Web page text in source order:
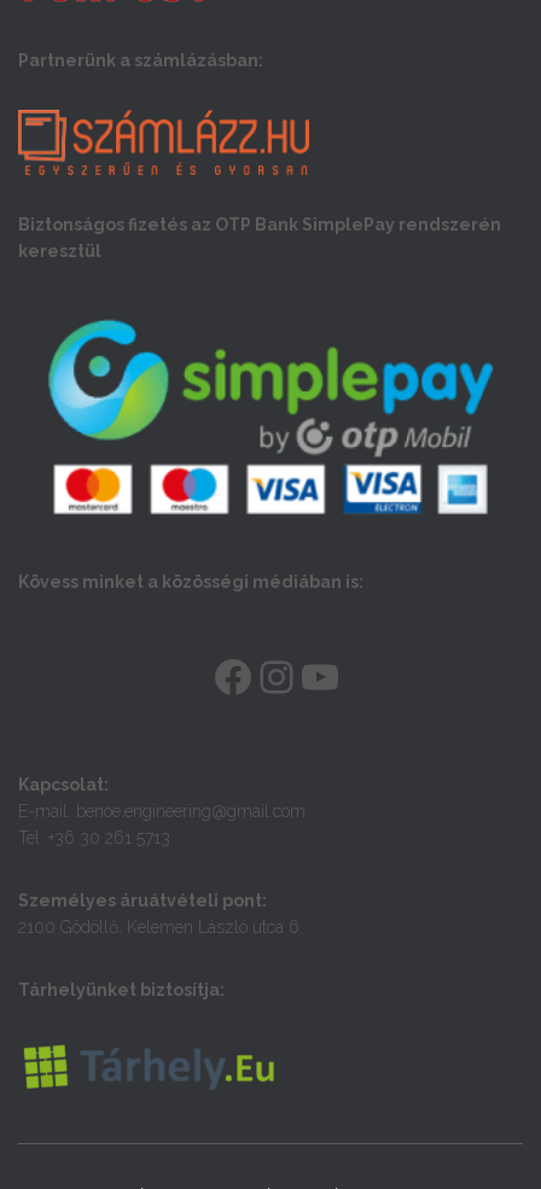
Partnerünk a számlázásban:
Biztonságos fizetés az OTP Bank SimplePay rendszerén
keresztül
Kövess minket a közösségi médiában is:
FACEBOOK INSTAGRAM
Kapcsolat:
E-mail: benoe.engineering@gmail.com
Tel: +36 30 261 5713
Személyes áruátvételi pont:
2100 Gödöllő, Kelemen László utca 6.
Tárhelyünket biztosítja: